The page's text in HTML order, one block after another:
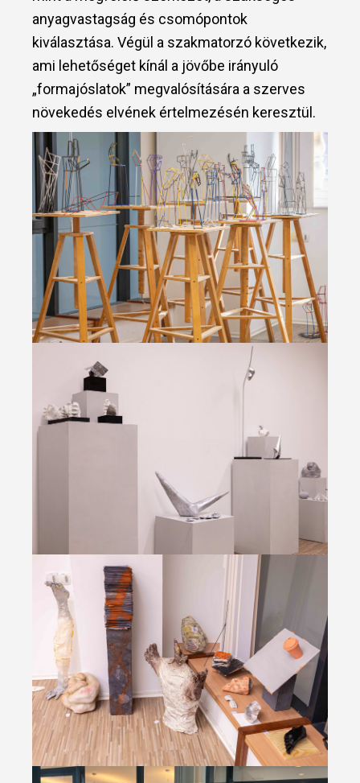
anyagvastagság és csomópontok
kiválasztása. Végül a szakmatorzó következik,
ami lehetőséget kínál a jövőbe irányuló
„formajóslatok” megvalósítására a szerves
növekedés elvének értelmezésén keresztül.